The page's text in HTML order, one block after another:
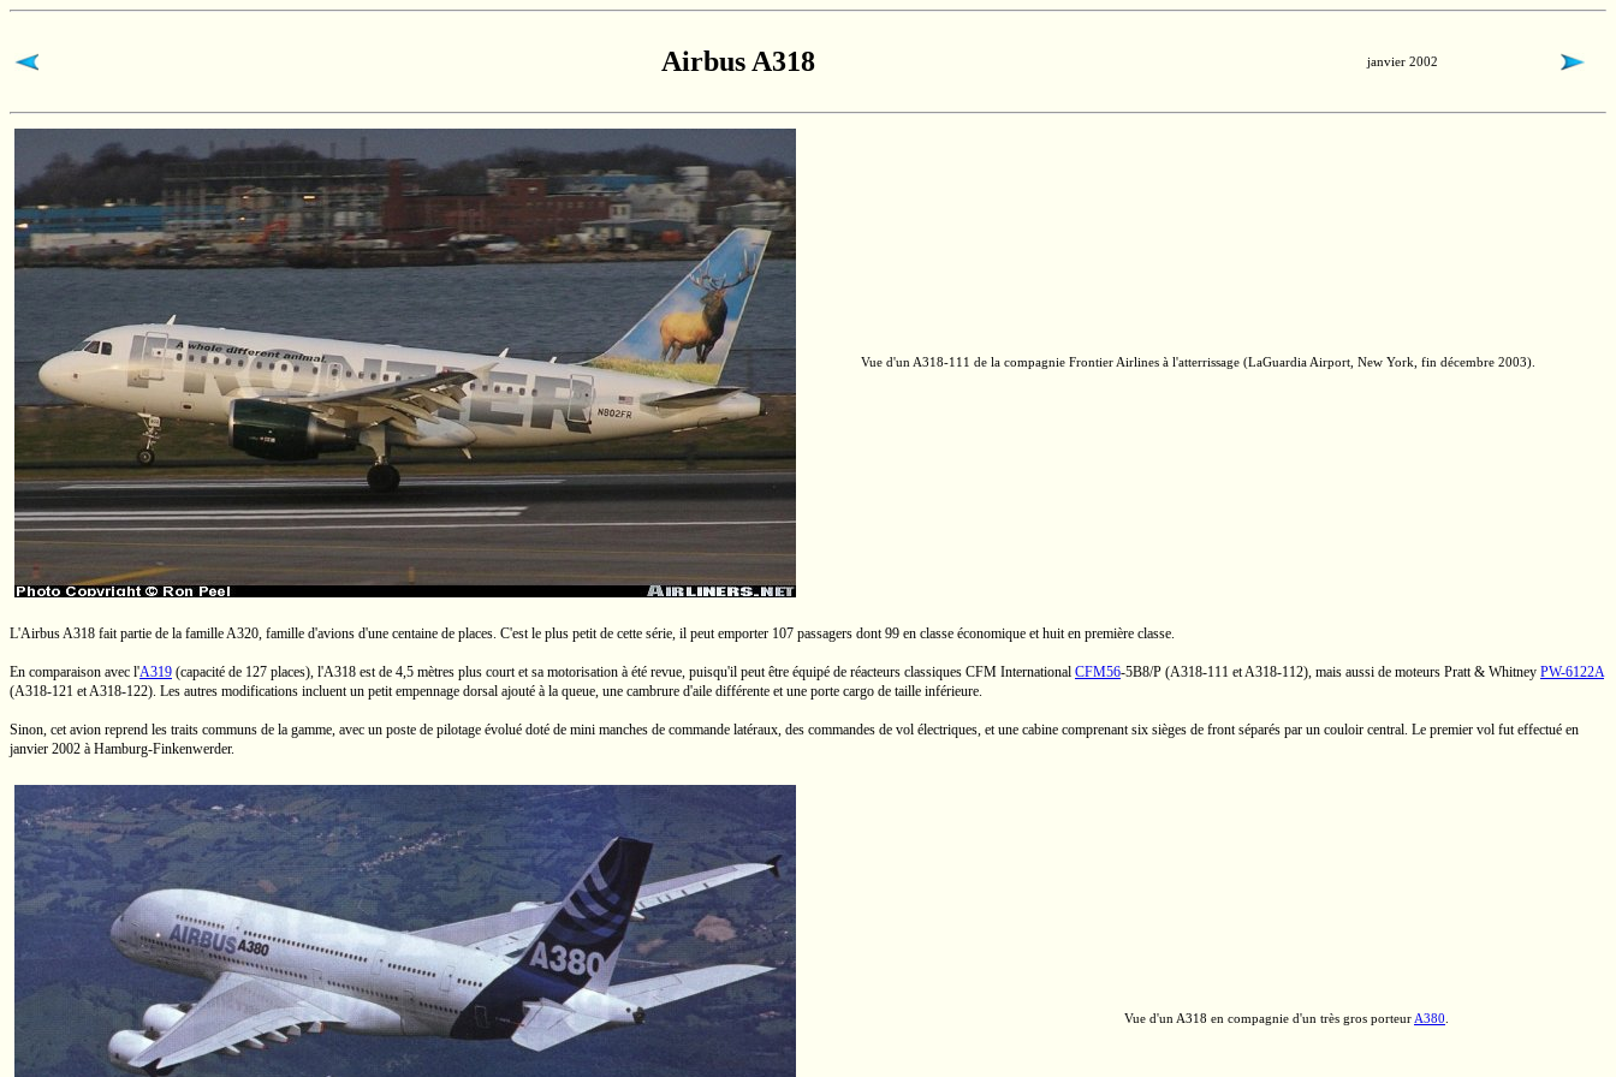
Airbus A318 janvier 2002
Vue d'un A318-111 de la compagnie Frontier Airlines à l'atterrissage (LaGuardia Airport, New York, fin décembre 2003).
L'Airbus A318 fait partie de la famille A320, famille d'avions d'une centaine de places. C'est le plus petit de cette série, il peut emporter 107 passagers dont 99 en classe économique et huit en première classe.
En comparaison avec l'A319 (capacité de 127 places), l'A318 est de 4,5 mètres plus court et sa motorisation à été revue, puisqu'il peut être équipé de réacteurs classiques CFM International CFM56-5B8/P (A318-111 etA318-112), mais aussi de moteurs Pratt & Whitney PW-6122A
(A318-121 etA318-122). Les autres modifications incluent un petit empennage dorsal ajouté à la queue, une cambrure d'aile différente et une porte cargo de taille inférieure.
Sinon, cet avion reprend les traits communs de la gamme, avec un poste de pilotage évolué doté de mini manches de commande latéraux, des commandes de vol électriques, et une cabine comprenant six sièges de front séparés par un couloir central. Le premier vol fut effectué en
janvier 2002 à Hamburg-Finkenwerder.
Vue d'un A318 en compagnie d'un très gros porteur A380